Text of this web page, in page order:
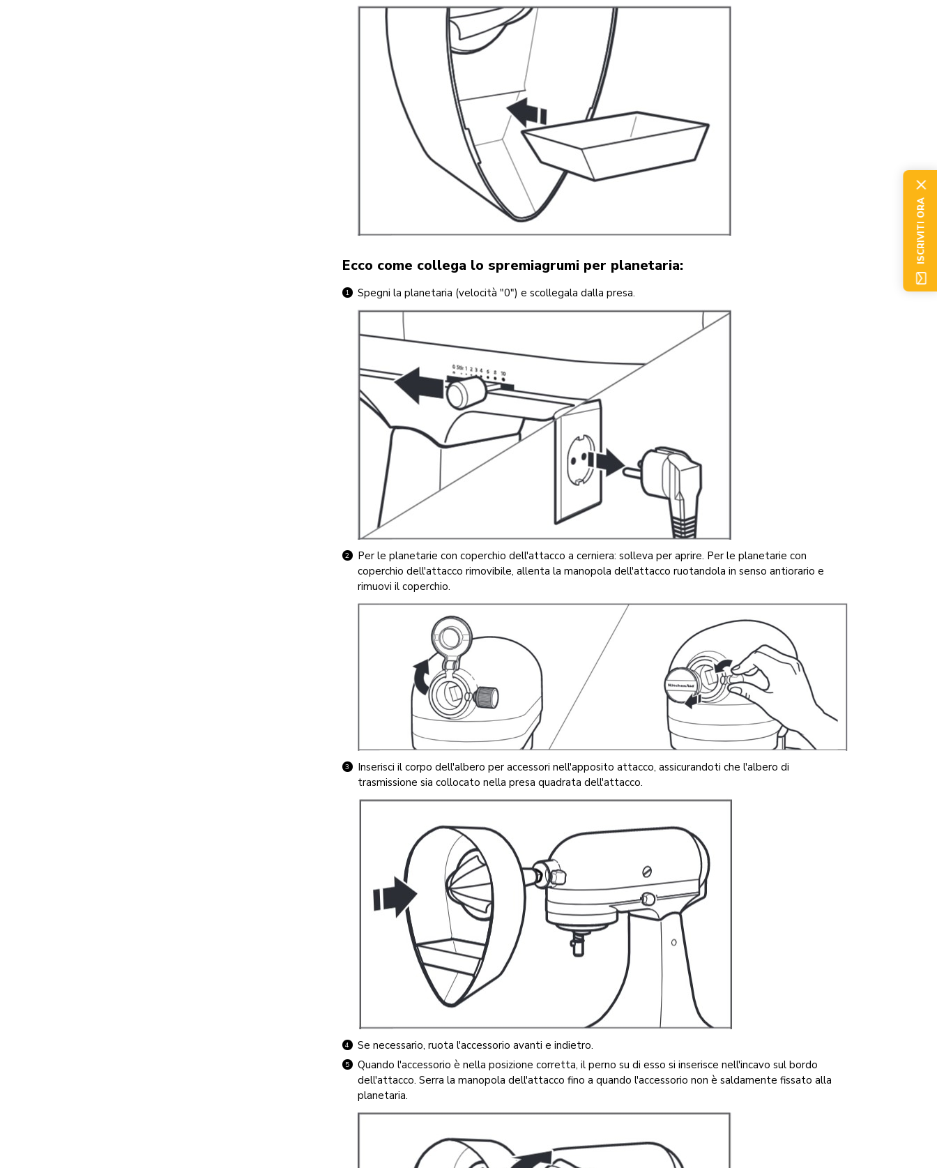
Ecco come collega lo spremiagrumi per planetaria:
Spegni la planetaria (velocità "0") e scollegala dalla presa.
Per le planetarie con coperchio dell'attacco a cerniera: solleva per aprire. Per le planetarie con
coperchio dell'attacco rimovibile, allenta la manopola dell'attacco ruotandola in senso antiorario e
rimuovi il coperchio.
Inserisci il corpo dell'albero per accessori nell'apposito attacco, assicurandoti che l'albero di
trasmissione sia collocato nella presa quadrata dell'attacco.
Se necessario, ruota l'accessorio avanti e indietro.
Quando l'accessorio è nella posizione corretta, il perno su di esso si inserisce nell'incavo sul bordo
dell'attacco. Serra la manopola dell'attacco fino a quando l'accessorio non è saldamente fissato alla
planetaria.
ISCRIVITI ORA